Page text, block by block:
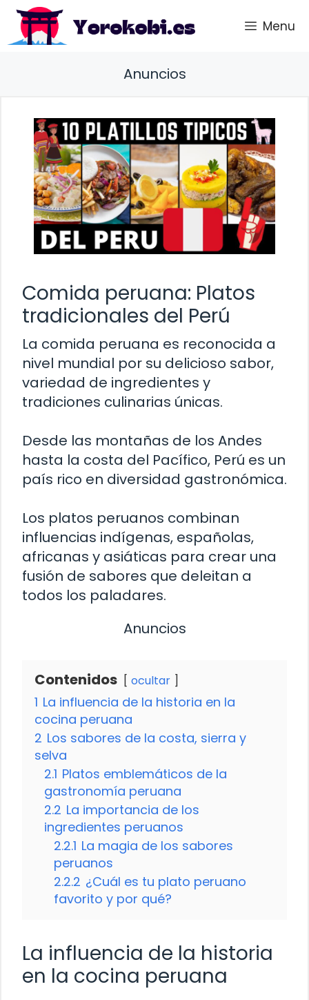
Saltar
contenido
Menu
Anuncios
Comida peruana: Platos
tradicionales del Perú
La comida peruana es reconocida a
nivel mundial por su delicioso sabor,
variedad de ingredientes y
tradiciones culinarias únicas.
Desde las montañas de los Andes
hasta la costa del Pacífico, Perú es un
país rico en diversidad gastronómica.
Los platos peruanos combinan
influencias indígenas, españolas,
africanas y asiáticas para crear una
fusión de sabores que deleitan a
todos los paladares.
Anuncios
Contenidos ocultar
1 La influencia de la historia en la
cocina peruana
2 Los sabores de la costa, sierra y
selva
2.1 Platos emblemáticos de la
gastronomía peruana
2.2 La importancia de los
ingredientes peruanos
2.2.1 La magia de los sabores
peruanos
2.2.2 ¿Cuál es tu plato peruano
favorito y por qué?
La influencia de la historia
en la cocina peruana